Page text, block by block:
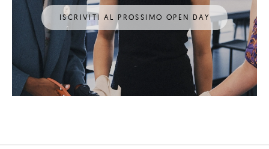
ISCRIVITI AL PROSSIMO OPEN DAY